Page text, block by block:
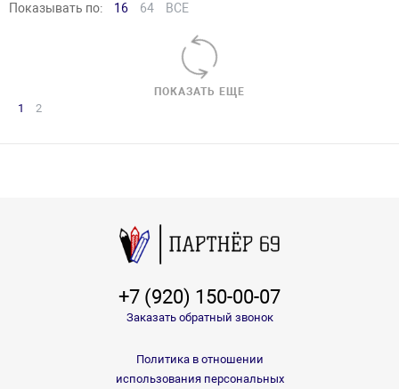
Показывать по: 16 64 ВСЕ
ПОКАЗАТЬ ЕЩЕ
1 2
+7 (920) 150-00-07
Заказать обратный звонок
Политика в отношении
использования персональных